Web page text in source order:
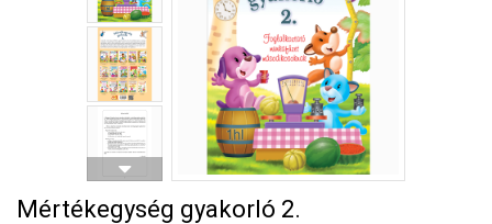
Mértékegység gyakorló 2.